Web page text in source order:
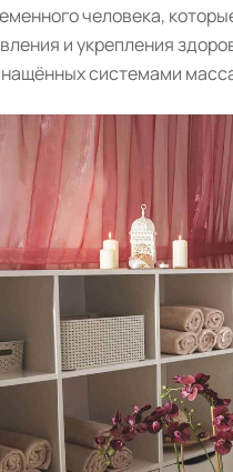
человека,
и укрепления
системами